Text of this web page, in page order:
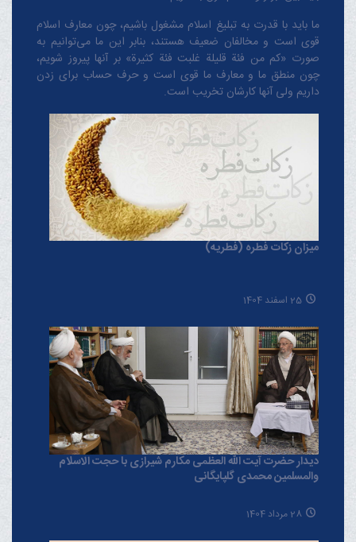
ما باید با قدرت به تبلیغ اسلام مشغول باشیم، چون معارف اسلام
قوی است و مخالفان ضعیف هستند، بنابر این ما می‌توانیم به
صورت «کم من فئة قلیلة غلبت فئة کثیرة» بر آنها پیروز شویم،
چون منطق‌ ما و معارف ‌ما قوی است و حرف حساب برای زدن
داریم ولی آنها کارشان تخریب است.
میزان زکات فطره (فطریه)
25 اسفند 1404
دیدار حضرت آیت الله العظمی مکارم شیرازی با حجت الاسلام
والمسلمین محمدی گلپایگانی
28 مرداد 1404